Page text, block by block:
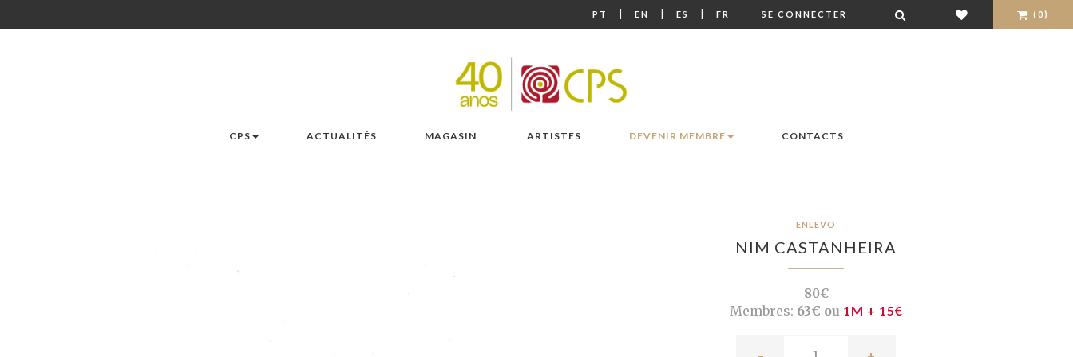
PT | EN | ES | FR SE CONNECTER (0)
CPS ACTUALITÉS MAGASIN ARTISTES DEVENIR MEMBRE CONTACTS
ENLEVO
NIM CASTANHEIRA
80€
Membres: 63€ ou 1M + 15€